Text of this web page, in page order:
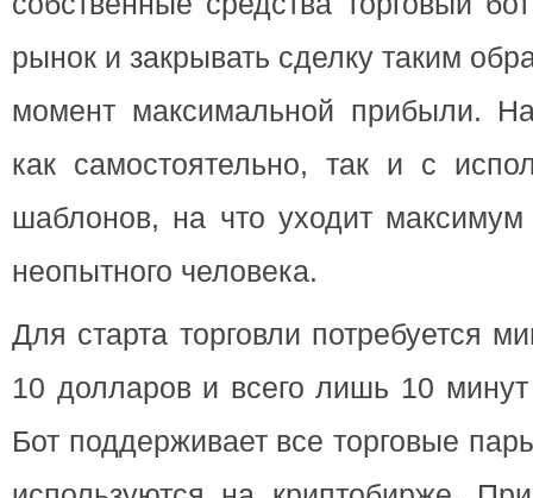
рынок и закрывать сделку таким
момент максимальной прибыли.
как самостоятельно, так и с
шаблонов, на что уходит
неопытного человека.
Для старта торговли потребуется
10 долларов и всего лишь 10
Бот поддерживает все торговые